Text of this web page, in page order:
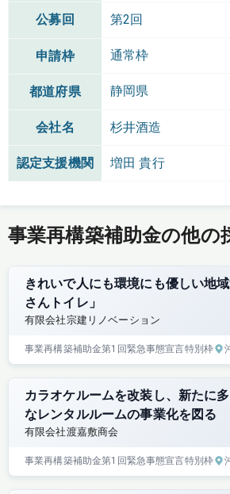
公募回 第2回
申請枠 通常枠
都道府県 静岡県
会社名 杉井酒造
認定支援機関 増田 貴行
事業再構築補助金の他の
きれいで人にも環境にも優しい地
さんトイレ」
有限会社宗建リノベーション
事業再構築補助金第1回緊急事態宣言特別枠
カラオケルームを改装し、新たに
なレンタルルームの事業化を図る
有限会社渡嘉敷商会
事業再構築補助金第1回緊急事態宣言特別枠